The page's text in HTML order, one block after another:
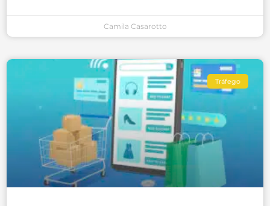
Camila Casarotto
Tráfego